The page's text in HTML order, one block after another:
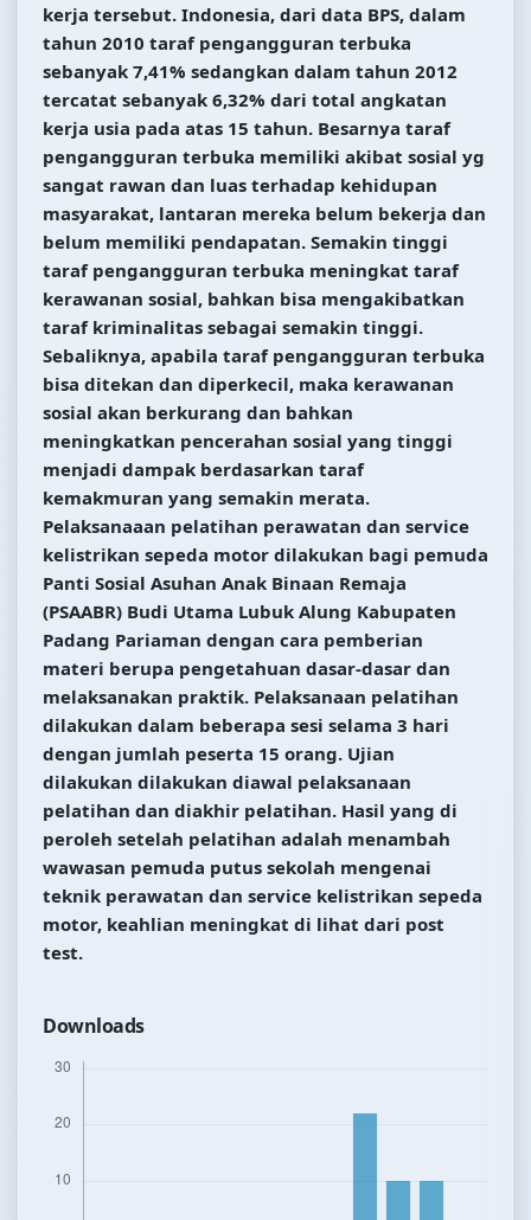
kerja tersebut. Indonesia, dari data BPS, dalam
tahun 2010 taraf pengangguran terbuka
sebanyak 7,41% sedangkan dalam tahun 2012
tercatat sebanyak 6,32% dari total angkatan
kerja usia pada atas 15 tahun. Besarnya taraf
pengangguran terbuka memiliki akibat sosial yg
sangat rawan dan luas terhadap kehidupan
masyarakat, lantaran mereka belum bekerja dan
belum memiliki pendapatan. Semakin tinggi
taraf pengangguran terbuka meningkat taraf
kerawanan sosial, bahkan bisa mengakibatkan
taraf kriminalitas sebagai semakin tinggi.
Sebaliknya, apabila taraf pengangguran terbuka
bisa ditekan dan diperkecil, maka kerawanan
sosial akan berkurang dan bahkan
meningkatkan pencerahan sosial yang tinggi
menjadi dampak berdasarkan taraf
kemakmuran yang semakin merata.
Pelaksanaaan pelatihan perawatan dan service
kelistrikan sepeda motor dilakukan bagi pemuda
Panti Sosial Asuhan Anak Binaan Remaja
(PSAABR) Budi Utama Lubuk Alung Kabupaten
Padang Pariaman dengan cara pemberian
materi berupa pengetahuan dasar-dasar dan
melaksanakan praktik. Pelaksanaan pelatihan
dilakukan dalam beberapa sesi selama 3 hari
dengan jumlah peserta 15 orang. Ujian
dilakukan dilakukan diawal pelaksanaan
pelatihan dan diakhir pelatihan. Hasil yang di
peroleh setelah pelatihan adalah menambah
wawasan pemuda putus sekolah mengenai
teknik perawatan dan service kelistrikan sepeda
motor, keahlian meningkat di lihat dari post
test.
Downloads